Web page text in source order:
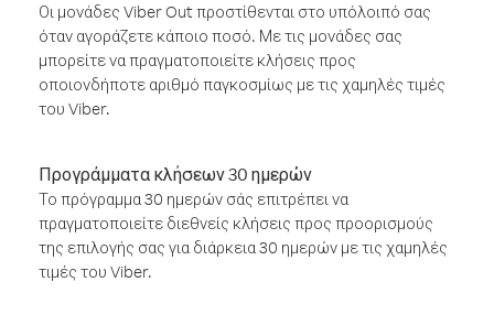
Οι μονάδες Viber Out προστίθενται στο υπόλοιπό σας
όταν αγοράζετε κάποιο ποσό. Με τις μονάδες σας
μπορείτε να πραγματοποιείτε κλήσεις προς
οποιονδήποτε αριθμό παγκοσμίως με τις χαμηλές τιμές
του Viber.
Προγράμματα κλήσεων 30 ημερών
Το πρόγραμμα 30 ημερών σάς επιτρέπει να
πραγματοποιείτε διεθνείς κλήσεις προς προορισμούς
της επιλογής σας για διάρκεια 30 ημερών με τις χαμηλές
τιμές του Viber.